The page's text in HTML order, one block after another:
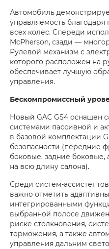
Автомобиль
управляемость
всех колес. Спереди
McPherson, сзади —
Рулевой механизм с
которого расположен на
обеспечивает лучшую
управления.
Бескомпромиссный
Новый GAC GS4 оснащен
системами пассивной и
в базовой комплектации
безопасности (передние
боковые, задние
на всю длину салона).
Среди систем-
важно отметить
интегрированными
выбранной полосе
риске столкновения,
торможения, а также
управления дальним